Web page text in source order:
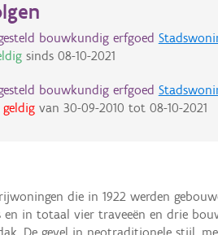
bouwkundig erfgoed
sinds 08-10-2021
bouwkundig erfgoed
van 30-09-2010 tot 08-10-2021
die in 1922 werden
en in totaal vier traveeën en drie